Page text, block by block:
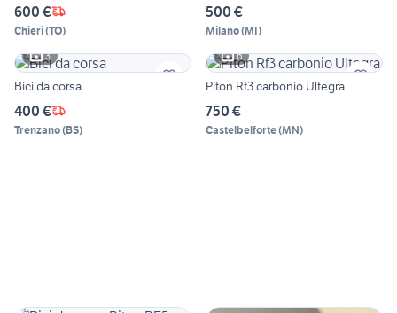
600 €
Chieri(TO)
500 €
Milano(MI)
3
Bici da corsa
400 €
Trenzano(BS)
6
Piton Rf3 carbonio Ultegra
750 €
Castelbelforte(MN)